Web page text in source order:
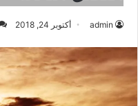
admin أكتوبر 24, 2018